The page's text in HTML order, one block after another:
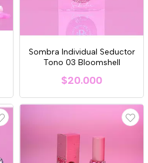
Sombra Individual Seductor
Tono 03 Bloomshell
$20.000